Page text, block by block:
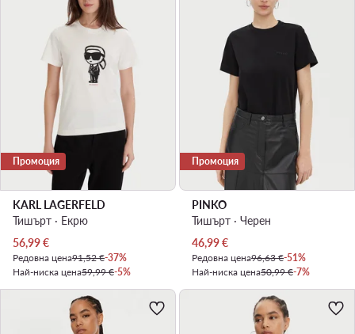
Промоция
KARL LAGERFELD
Тишърт · Екрю
Актуална цена
56,99€
Редовна цена91,52 €-37%
Най-ниска цена59,99 €-5%
Промоция
PINKO
Тишърт · Черен
Актуална цена
46,99€
Редовна цена96,63 €-51%
Най-ниска цена50,99 €-7%